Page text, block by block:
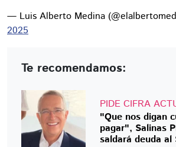
— Luis Alberto Medina
2025
Te recomendamos:
PIDE CIFRA
"Que nos digan
pagar", Salinas
saldará deuda al